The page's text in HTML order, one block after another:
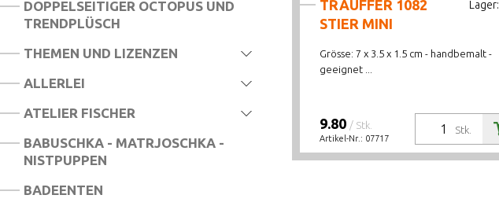
DOPPELSEITIGER OCTOPUS UND
TRENDPLÜSCH
THEMEN UND LIZENZEN
ALLERLEI
ATELIER FISCHER
BABUSCHKA - MATRJOSCHKA -
NISTPUPPEN
BADEENTEN
Lager:
TRAUFFER 1082
STIER MINI
Grösse: 7 x 3.5 x 1.5 cm - handbemalt -
geeignet ...
Stk.
9.80 / Stk.
Artikel-Nr.: 07717